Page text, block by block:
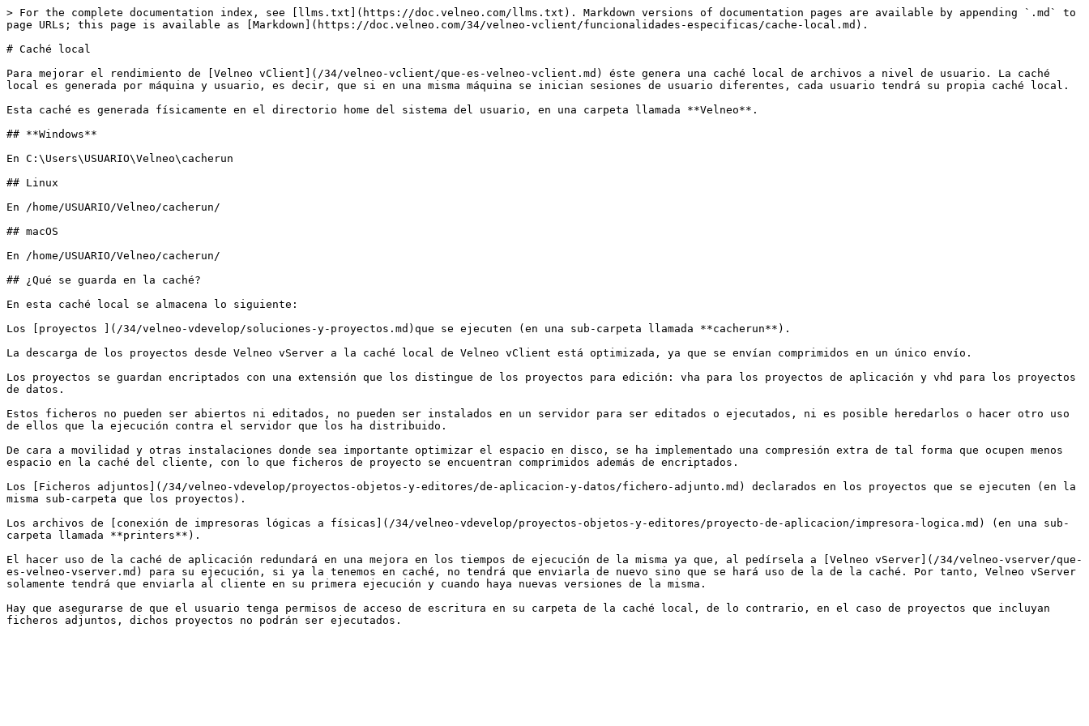
> For the complete documentation index, see [llms.txt](https://doc.velneo.com/llms.txt). Markdown versions of documentation pages are available by appending `.md` to
page URLs; this page is available as [Markdown](https://doc.velneo.com/34/velneo-vclient/funcionalidades-especificas/cache-local.md).
# Caché local
Para mejorar el rendimiento de [Velneo vClient](/34/velneo-vclient/que-es-velneo-vclient.md) éste genera una caché local de archivos a nivel de usuario. La caché
local es generada por máquina y usuario, es decir, que si en una misma máquina se inician sesiones de usuario diferentes, cada usuario tendrá su propia caché local.
Esta caché es generada físicamente en el directorio home del sistema del usuario, en una carpeta llamada **Velneo**.
## **Windows**
En C:\Users\USUARIO\Velneo\cacherun
## Linux
En /home/USUARIO/Velneo/cacherun/
## macOS
En /home/USUARIO/Velneo/cacherun/
## ¿Qué se guarda en la caché?
En esta caché local se almacena lo siguiente:
Los [proyectos ](/34/velneo-vdevelop/soluciones-y-proyectos.md)que se ejecuten (en una sub-carpeta llamada **cacherun**).
La descarga de los proyectos desde Velneo vServer a la caché local de Velneo vClient está optimizada, ya que se envían comprimidos en un único envío.
Los proyectos se guardan encriptados con una extensión que los distingue de los proyectos para edición: vha para los proyectos de aplicación y vhd para los proyectos
de datos.
Estos ficheros no pueden ser abiertos ni editados, no pueden ser instalados en un servidor para ser editados o ejecutados, ni es posible heredarlos o hacer otro uso
de ellos que la ejecución contra el servidor que los ha distribuido.
De cara a movilidad y otras instalaciones donde sea importante optimizar el espacio en disco, se ha implementado una compresión extra de tal forma que ocupen menos
espacio en la caché del cliente, con lo que ficheros de proyecto se encuentran comprimidos además de encriptados.
Los [Ficheros adjuntos](/34/velneo-vdevelop/proyectos-objetos-y-editores/de-aplicacion-y-datos/fichero-adjunto.md) declarados en los proyectos que se ejecuten (en la
misma sub-carpeta que los proyectos).
Los archivos de [conexión de impresoras lógicas a físicas](/34/velneo-vdevelop/proyectos-objetos-y-editores/proyecto-de-aplicacion/impresora-logica.md) (en una sub-
carpeta llamada **printers**).
El hacer uso de la caché de aplicación redundará en una mejora en los tiempos de ejecución de la misma ya que, al pedírsela a [Velneo vServer](/34/velneo-vserver/que-
es-velneo-vserver.md) para su ejecución, si ya la tenemos en caché, no tendrá que enviarla de nuevo sino que se hará uso de la de la caché. Por tanto, Velneo vServer
solamente tendrá que enviarla al cliente en su primera ejecución y cuando haya nuevas versiones de la misma.
Hay que asegurarse de que el usuario tenga permisos de acceso de escritura en su carpeta de la caché local, de lo contrario, en el caso de proyectos que incluyan